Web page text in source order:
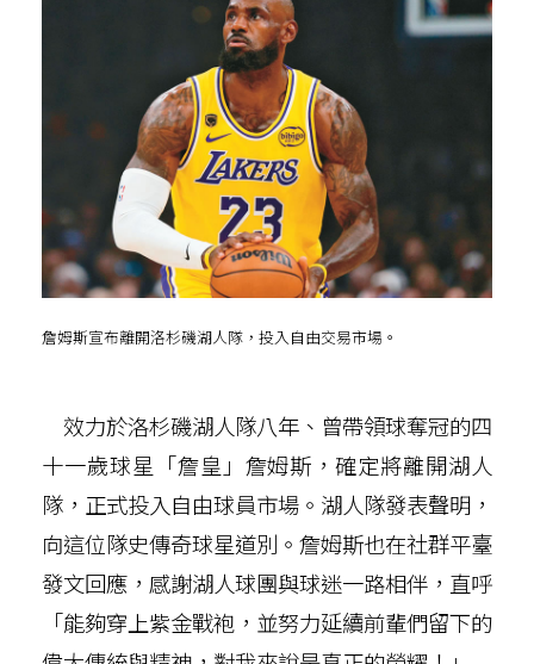
詹姆斯宣布離開洛杉磯湖人隊，投入自由交易市場。
效力於洛杉磯湖人隊八年、曾帶領球奪冠的四
十一歲球星「詹皇」詹姆斯，確定將離開湖人
隊，正式投入自由球員市場。湖人隊發表聲明，
向這位隊史傳奇球星道別。詹姆斯也在社群平臺
發文回應，感謝湖人球團與球迷一路相伴，直呼
「能夠穿上紫金戰袍，並努力延續前輩們留下的